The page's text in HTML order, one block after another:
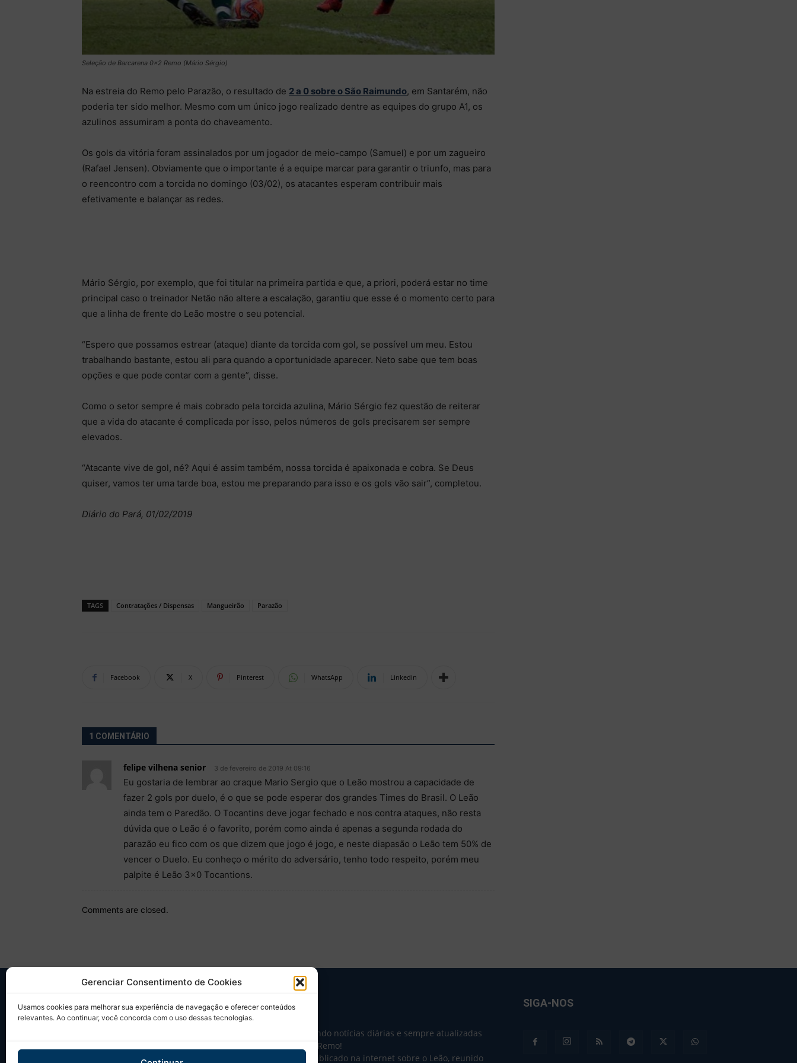
Gerenciar Consentimento de Cookies
Usamos cookies para melhorar sua experiência de navegação e oferecer conteúdos
relevantes. Ao continuar, você concorda com o uso dessas tecnologias.
Seleção de Barcarena 0x2 Remo (Mário Sérgio)
Na estreia do Remo pelo Parazão, o resultado de 2 a 0 sobre o São Raimundo, em Santarém, não
poderia ter sido melhor. Mesmo com um único jogo realizado dentre as equipes do grupo A1, os
azulinos assumiram a ponta do chaveamento.
Os gols da vitória foram assinalados por um jogador de meio-campo (Samuel) e por um zagueiro
(Rafael Jensen). Obviamente que o importante é a equipe marcar para garantir o triunfo, mas para
o reencontro com a torcida no domingo (03/02), os atacantes esperam contribuir mais
efetivamente e balançar as redes.
Mário Sérgio, por exemplo, que foi titular na primeira partida e que, a priori, poderá estar no time
principal caso o treinador Netão não altere a escalação, garantiu que esse é o momento certo para
que a linha de frente do Leão mostre o seu potencial.
“Espero que possamos estrear (ataque) diante da torcida com gol, se possível um meu. Estou
trabalhando bastante, estou ali para quando a oportunidade aparecer. Neto sabe que tem boas
opções e que pode contar com a gente”, disse.
Como o setor sempre é mais cobrado pela torcida azulina, Mário Sérgio fez questão de reiterar
que a vida do atacante é complicada por isso, pelos números de gols precisarem ser sempre
elevados.
“Atacante vive de gol, né? Aqui é assim também, nossa torcida é apaixonada e cobra. Se Deus
quiser, vamos ter uma tarde boa, estou me preparando para isso e os gols vão sair”, completou.
Diário do Pará, 01/02/2019
TAGS Contratações / Dispensas Mangueirão Parazão
Facebook X Pinterest WhatsApp Linkedin
1 COMENTÁRIO
felipe vilhena senior 3 de fevereiro de 2019 At 09:16
Eu gostaria de lembrar ao craque Mario Sergio que o Leão mostrou a capacidade de
fazer 2 gols por duelo, é o que se pode esperar dos grandes Times do Brasil. O Leão
ainda tem o Paredão. O Tocantins deve jogar fechado e nos contra ataques, não resta
dúvida que o Leão é o favorito, porém como ainda é apenas a segunda rodada do
parazão eu fico com os que dizem que jogo é jogo, e neste diapasão o Leão tem 50% de
vencer o Duelo. Eu conheço o mérito do adversário, tenho todo respeito, porém meu
palpite é Leão 3×0 Tocantions.
Comments are closed.
SOBRE NÓS
Desde 2004 trazendo notícias diárias e sempre atualizadas
sobre o Clube do Remo!
Tudo o que sai publicado na internet sobre o Leão, reunido
SIGA-NOS